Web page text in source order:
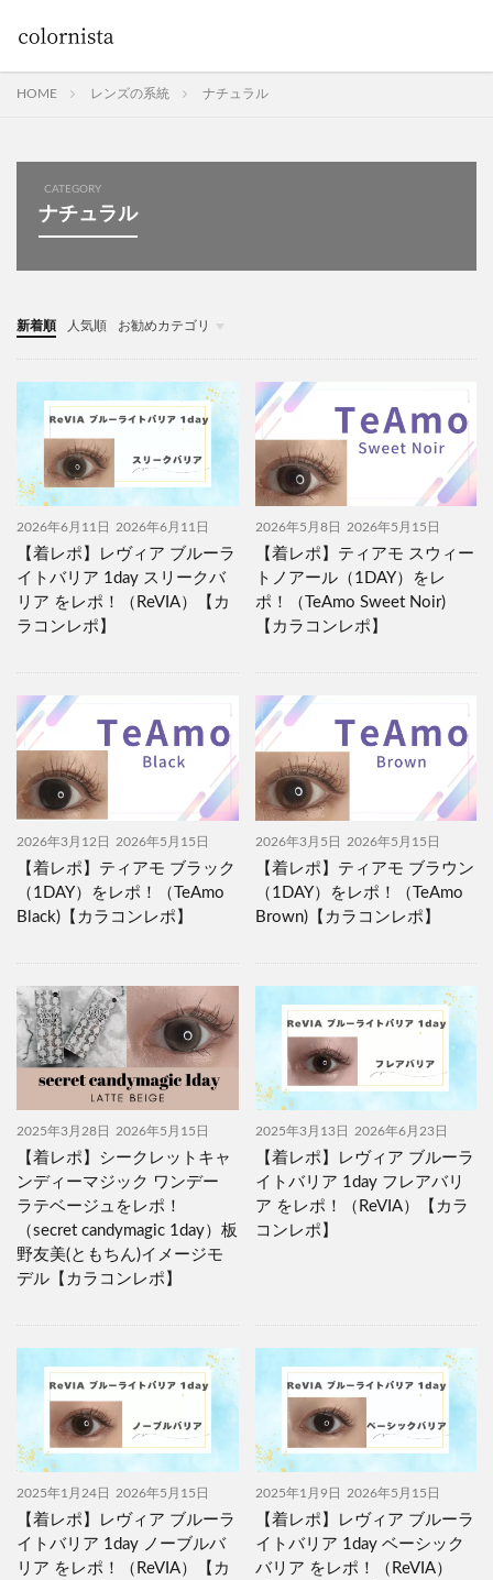
HOME レンズの系統 ナチュラル
CATEGORY
ナチュラル
新着順 人気順 お勧めカテゴリ
Uncategorized
2026年6月11日 2026年6月11日
【着レポ】レヴィア ブルーラ
イトバリア 1day スリークバ
リア をレポ！（ReVIA）【カ
ラコンレポ】
2026年5月8日 2026年5月15日
【着レポ】ティアモ スウィー
トノアール（1DAY）をレ
ポ！（TeAmo Sweet Noir)
【カラコンレポ】
2026年3月12日 2026年5月15日
【着レポ】ティアモ ブラック
（1DAY）をレポ！（TeAmo
Black)【カラコンレポ】
2026年3月5日 2026年5月15日
【着レポ】ティアモ ブラウン
（1DAY）をレポ！（TeAmo
Brown)【カラコンレポ】
2025年3月28日 2026年5月15日
【着レポ】シークレットキャ
ンディーマジック ワンデー
ラテベージュをレポ！
（secret candymagic 1day）板
野友美(ともちん)イメージモ
デル【カラコンレポ】
2025年3月13日 2026年6月23日
【着レポ】レヴィア ブルーラ
イトバリア 1day フレアバリ
ア をレポ！（ReVIA）【カラ
コンレポ】
2025年1月24日 2026年5月15日
【着レポ】レヴィア ブルーラ
イトバリア 1day ノーブルバ
リア をレポ！（ReVIA）【カ
2025年1月9日 2026年5月15日
【着レポ】レヴィア ブルーラ
イトバリア 1day ベーシック
バリア をレポ！（ReVIA）